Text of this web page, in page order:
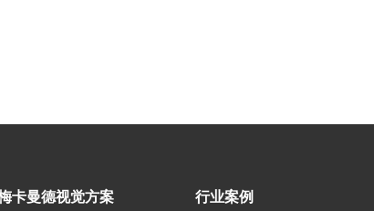
卡曼德视觉方案 行业案例